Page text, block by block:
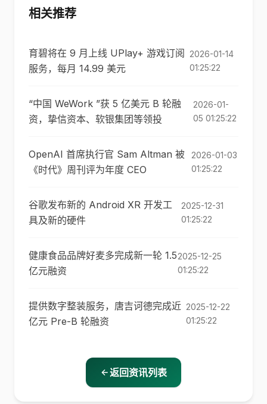
相关推荐
育碧将在 9 月上线 UPlay+ 游戏订阅
服务，每月 14.99 美元
2026-01-14
01:25:22
“中国 WeWork ”获 5 亿美元 B 轮融
资，挚信资本、软银集团等领投
2026-01-
05 01:25:22
OpenAI 首席执行官 Sam Altman 被
《时代》周刊评为年度 CEO
2026-01-03
01:25:22
谷歌发布新的 Android XR 开发工
具及新的硬件
2025-12-31
01:25:22
健康食品品牌好麦多完成新一轮 1.5
亿元融资
2025-12-25
01:25:22
提供数字整装服务，唐吉诃德完成近
亿元 Pre-B 轮融资
2025-12-22
01:25:22
返回资讯列表